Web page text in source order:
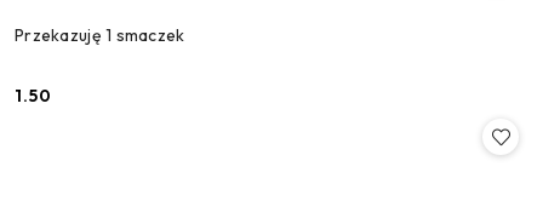
Przekazuję 1 smaczek
Cena:
1.50